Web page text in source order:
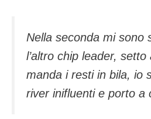
Nella seconda mi sono
l’altro chip leader,
manda i resti in bila, io
river inifluenti e porto a